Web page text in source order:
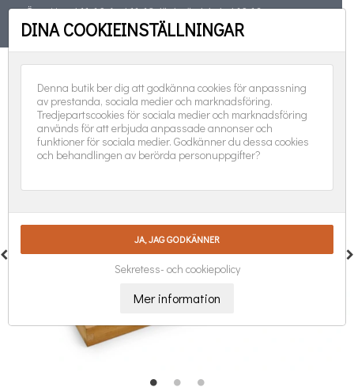
Öppet torsd 11-19, fred 11-18, lörd, sönd, helgd 10-16
TELEFON 08-551 501 31 FÖLJ OSS:
DINA COOKIEINSTÄLLNINGAR
Denna butik ber dig att godkänna cookies för anpassning
av prestanda, sociala medier och marknadsföring.
Tredjepartscookies för sociala medier och marknadsföring
används för att erbjuda anpassade annonser och
funktioner för sociala medier. Godkänner du dessa cookies
och behandlingen av berörda personuppgifter?
Sekretess- och cookiepolicy